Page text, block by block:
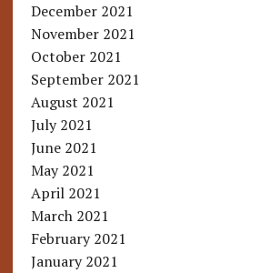
December 2021
November 2021
October 2021
September 2021
August 2021
July 2021
June 2021
May 2021
April 2021
March 2021
February 2021
January 2021